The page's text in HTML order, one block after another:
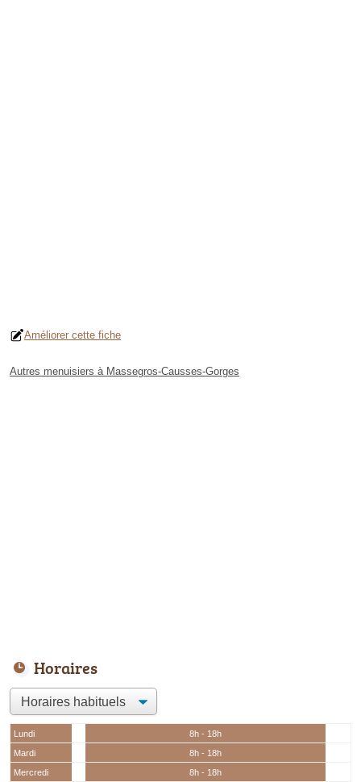
Améliorer cette fiche
Autres menuisiers à Massegros-Causses-Gorges
Horaires
Lundi
8h - 18h
Mardi
8h - 18h
Mercredi
8h - 18h